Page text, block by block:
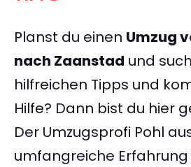
Planst du einen Umzug
nach Zaanstad und
hilfreichen Tipps und
Hilfe? Dann bist du hier
Der Umzugsprofi Pohl
umfangreiche